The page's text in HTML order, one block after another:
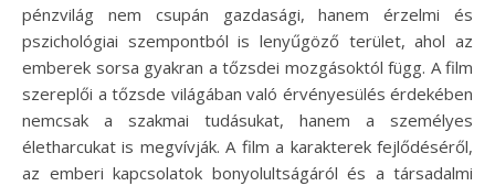
pénzvilág nem csupán gazdasági, hanem érzelmi és
pszichológiai szempontból is lenyűgöző terület, ahol az
emberek sorsa gyakran a tőzsdei mozgásoktól függ. A film
szereplői a tőzsde világában való érvényesülés érdekében
nemcsak a szakmai tudásukat, hanem a személyes
életharcukat is megvívják. A film a karakterek fejlődéséről,
az emberi kapcsolatok bonyolultságáról és a társadalmi